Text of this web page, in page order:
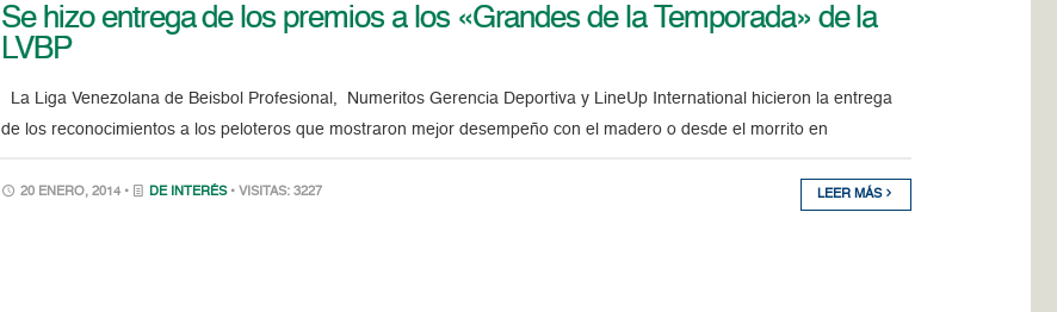
Se hizo entrega de los premios a los «Grandes de la Temporada» de la
LVBP
La Liga Venezolana de Beisbol Profesional, Numeritos Gerencia Deportiva y LineUp International hicieron la entrega
de los reconocimientos a los peloteros que mostraron mejor desempeño con el madero o desde el morrito en
20 ENERO, 2014 • DE INTERÉS • VISITAS: 3227 LEER MÁS